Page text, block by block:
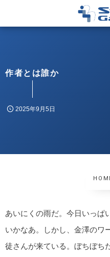
作者とは誰か
2025年9月5日
あいにくの雨だ。今日いっぱ
いかなあ。しかし、金澤のワ
徒さんが来ている。ぼちぼち